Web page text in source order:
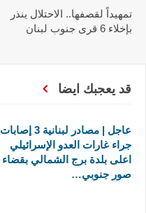
تمهيداً لقصفها.. الاحتلال ينذر
بإخلاء 6 قرى جنوب لبنان
قد يعجبك ايضا
عاجل | مصادر لبنانية 3 إصابات
جراء غارات العدو الإسرائيلي
اعلى بلدة برج الشمالي بقضاء
صور جنوبي…